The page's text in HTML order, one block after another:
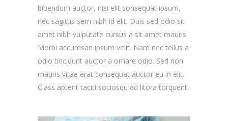
bibendum auctor, nisi elit consequat ipsum,
nec sagittis sem nibh id elit. Duis sed odio sit
amet nibh vulputate cursus a sit amet mauris.
Morbi accumsan ipsum velit. Nam nec tellus a
odio tincidunt auctor a ornare odio. Sed non
mauris vitae erat consequat auctor eu in elit.
Class aptent taciti sociosqu ad litora torquent.